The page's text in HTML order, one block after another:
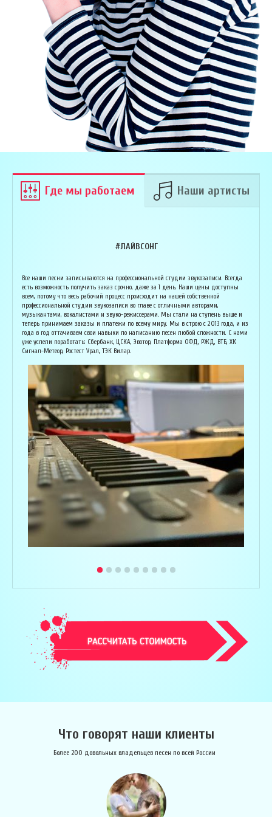
Где мы работаем Наши артисты
#ЛАЙВСОНГ
Все наши песни записываются на профессиональной студии звукозаписи. Всегда
есть возможность получить заказ срочно, даже за 1 день. Наши цены доступны
всем, потому что весь рабочий процесс происходит на нашей собственной
профессиональной студии звукозаписи во главе с отличными авторами,
музыкантами, вокалистами и звуко-режиссерами. Мы стали на ступень выше и
теперь принимаем заказы и платежи по всему миру. Мы в строю с 2013 года, и из
года в год оттачиваем свои навыки по написанию песен любой сложности. С нами
уже успели поработать: Сбербанк, ЦСКА, Эвотор, Платформа ОФД, РЖД, ВТБ, ХК
Сигнал-Метеор, Ростест Урал, ТЭК Вилар.
Армен Алавердян
Основатель организации "Лайвсонг". С детства занимается музыкой, пишет
аранжировки, делает сведение и мастеринг на профессиональном уровне.
Может сделать коммерческий звук даже по записи с диктофона :) Состоит в
дуэте "Ag Jan", и выступает на концертах по всей России. Снимает клипы
вместе со своими музыкантами, и они собирают более 1 млн. просмотров на
ютубе! В основном пишет песни о любви, семье и ценностях жизни. Армен
сделает из вашей истории настоящую конфетку, обращайтесь!
Исполнитель, звукорежиссёр
Что говорят наши клиенты
Более 200 довольных владельцев песен по всей России